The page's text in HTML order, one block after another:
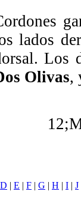
lados
Los
Olivas,
D | E | F | G | H | I | J